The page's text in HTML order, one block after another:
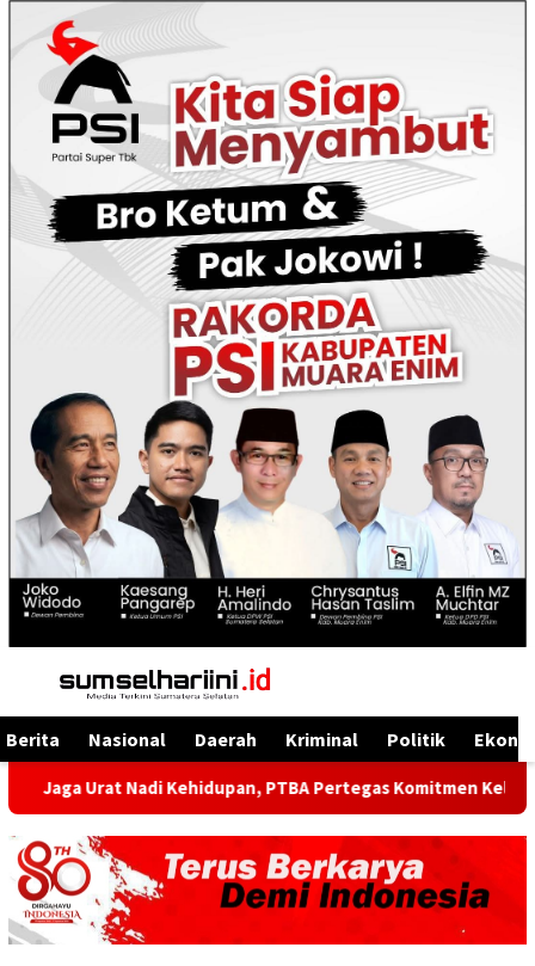
Menu
Mobile
Berita Nasional Daerah Kriminal Politik
Nadi Kehidupan, PTBA Pertegas Komitmen Kelestarian Sungai